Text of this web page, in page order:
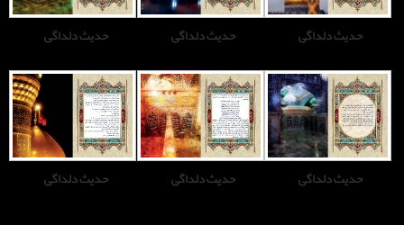
حدیث دلداگی حدیث دلداگی
حدیث دلداگی حدیث دلداگی